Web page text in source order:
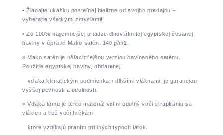
• Žiadajte ukážku posteľnej bielizne od svojho predajcu –
vyberajte všetkými zmyslami!
• Zo 100% najjemnejšej priadze dlhovláknitej egyptskej česanej
bavlny v úprave Mako satén. 140 g/m2.
» Mako satén je ušľachtilejšou verziou bavlneného saténu.
Použitie egyptskej bavlny, obdarenej
vďaka klimatickým podmienkam dlhšími vláknami, je garanciou
vyššej pevnosti a odolnosti.
» Vďaka tomu je tento materiál veľmi odolný voči strapkaniu sa
vlákien a tiež voči hrčkám,
ktoré vznikajú praním pri iných typoch látok.